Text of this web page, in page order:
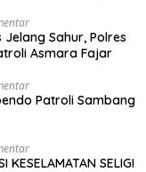
Sahur, Polres
Asmara Fajar
Patroli Sambang
KESELAMATAN SELIGI